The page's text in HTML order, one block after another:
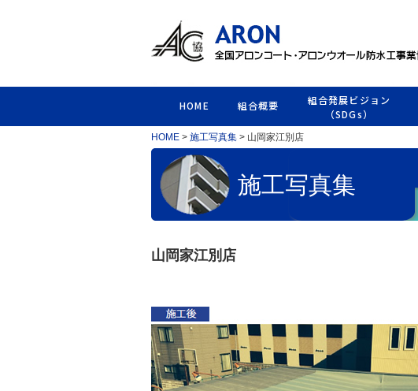
HOME 組合概要
組合発展ビジョン
（SDGs）
HOME > 施工写真集 > 山岡家江別店
施工写真集
山岡家江別店